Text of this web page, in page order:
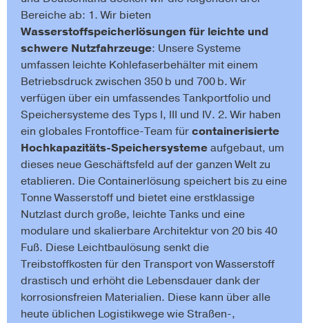
Bereiche ab: 1. Wir bieten
Wasserstoffspeicherlösungen für leichte und
schwere Nutzfahrzeuge: Unsere Systeme
umfassen leichte Kohlefaserbehälter mit einem
Betriebsdruck zwischen 350 b und 700 b. Wir
verfügen über ein umfassendes Tankportfolio und
Speichersysteme des Typs I, III und IV. 2. Wir haben
ein globales Frontoffice-Team fürcontainerisierte
Hochkapazitäts-Speichersystemeaufgebaut, um
dieses neue Geschäftsfeld auf der ganzen Welt zu
etablieren. Die Containerlösung speichert bis zu eine
Tonne Wasserstoff und bietet eine erstklassige
Nutzlast durch große, leichte Tanks und eine
modulare und skalierbare Architektur von 20 bis 40
Fuß. Diese Leichtbaulösung senkt die
Treibstoffkosten für den Transport von Wasserstoff
drastisch und erhöht die Lebensdauer dank der
korrosionsfreien Materialien. Diese kann über alle
heute üblichen Logistikwege wie Straßen-,